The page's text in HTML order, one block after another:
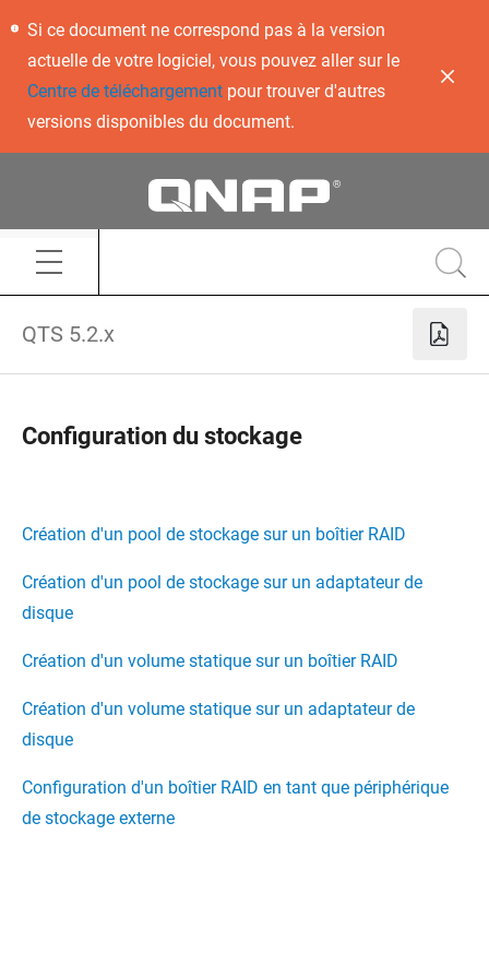
Si ce document ne correspond pas à la version
actuelle de votre logiciel, vous pouvez aller sur le
Centre de téléchargementpour trouver d'autres
versions disponibles du document.
QTS 5.2.x
Configuration du stockage
Création d'un pool de stockage sur un boîtier RAID
Création d'un pool de stockage sur un adaptateur de
disque
Création d'un volume statique sur un boîtier RAID
Création d'un volume statique sur un adaptateur de
disque
Configuration d'un boîtier RAID en tant que périphérique
de stockage externe